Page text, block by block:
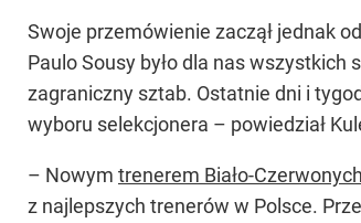
Swoje przemówienie zaczął jednak
Paulo Sousy było dla nas
zagraniczny sztab. Ostatnie dni i
wyboru selekcjonera – powiedział
– Nowym trenerem Biało-
z najlepszych trenerów w Polsce.